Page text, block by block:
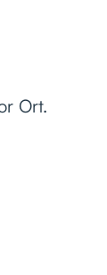
Ort.